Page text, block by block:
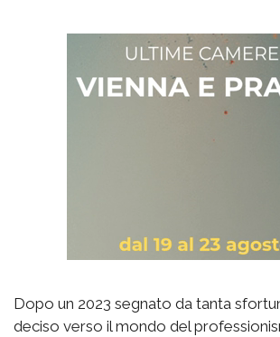
Dopo un 2023 segnato da tanta
deciso verso il mondo del